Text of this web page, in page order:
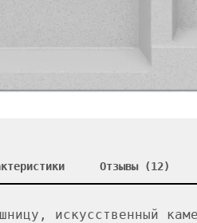
Отзывы (12)
искусственный